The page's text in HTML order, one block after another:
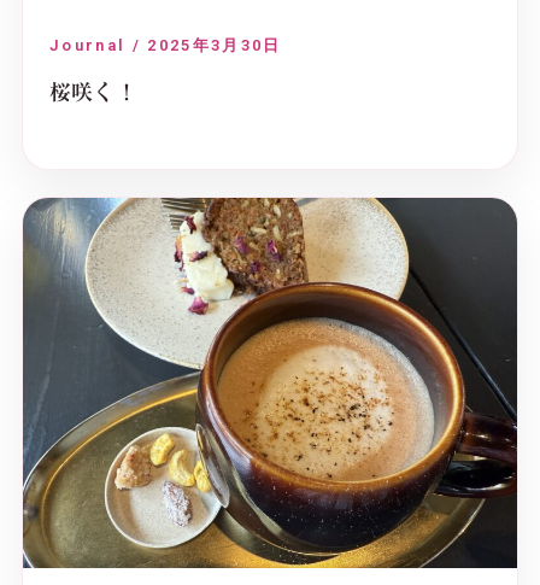
Journal / 2025年3月30日
桜咲く！